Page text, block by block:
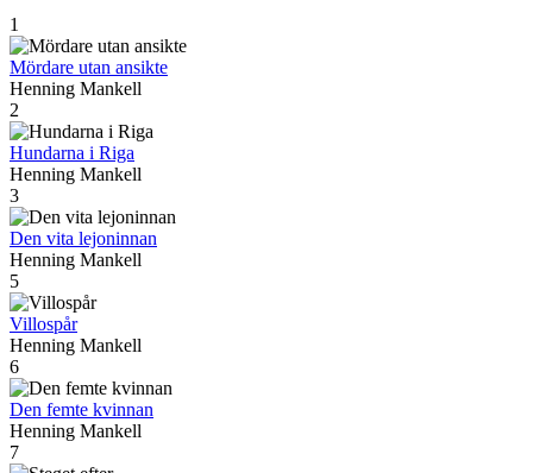
1
Mördare utan ansikte
Henning Mankell
2
Hundarna i Riga
Henning Mankell
3
Den vita lejoninnan
Henning Mankell
5
Villospår
Henning Mankell
6
Den femte kvinnan
Henning Mankell
7